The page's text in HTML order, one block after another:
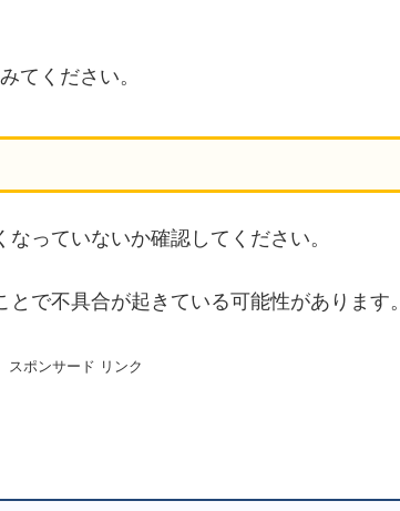
てください。
っていないか確認してください。
で不具合が起きている可能性があります。
スポンサード リンク